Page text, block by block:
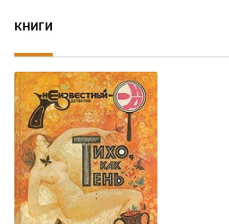
Экранизации
Коллекции
КНИГИ